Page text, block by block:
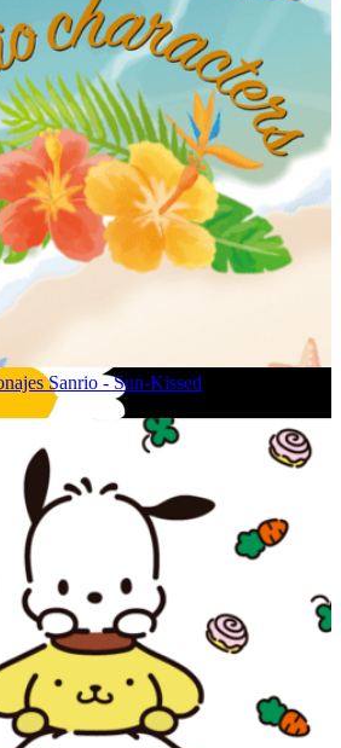
Sanrio - Sun-Kissed